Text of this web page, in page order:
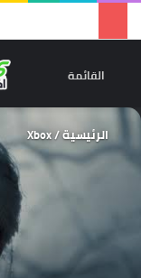
القائمة
الرئيسية/
Xbox